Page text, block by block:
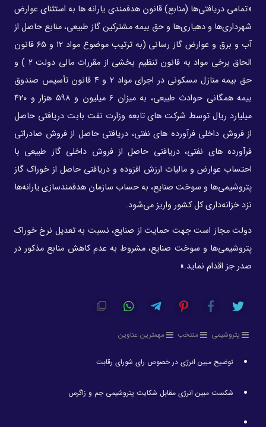
«تمامی دریافتی‌ها (منابع) قانون هدفمندی یارانه ها به استثنای عوارض
شهرداری‌ها و دهیاری‌ها و حق بیمه مشترکین گاز طبیعی، منابع حاصل از
آب و برق و عوارض گاز رسانی (به ترتیب موضوع مواد ۱۲ و ۶۵ قانون
الحاق برخی مواد به قانون تنظیم بخشی از مقررات مالی دولت ۲ ) و
حق بیمه منازل مسکونی در اجرای مواد ۲ و ۴ قانون تأسیس صندوق
بیمه همگانی حوادث طبیعی، به میزان ۶ میلیون و ۵۹۸ هزار و ۴۲۰
میلیارد ریال توسط شرکت های تابعه وزارت نفت بابت دریافتی حاصل
از فروش داخلی فرآورده های نفتی، دریافتی حاصل از فروش صادراتی
فرآورده های نفتی، دریافتی حاصل از فروش داخلی گاز طبیعی با
احتساب عوارض و مالیات ارزش افزوده و دریافتی حاصل از خوراک گاز
پتروشیمی‌ها و سوخت صنایع، به حساب سازمان هدفمندسازی یارانه‌ها
نزد خزانه‌داری کل کشور واریز می‌شود.
دولت مجاز است جهت حمایت از صنایع، نسبت به تعدیل نرخ خوراک
پتروشیمی‌ها و سوخت صنایع، مشروط به عدم کاهش منابع مذکور در
صدر جز اقدام نماید.»
پتروشیمی منتخب مهمترین عناوین
توضیح مبین انرژی در خصوص رای شورای رقابت
شکست مبین انرژی مقابل شکایت پتروشیمی جم و زاگرس